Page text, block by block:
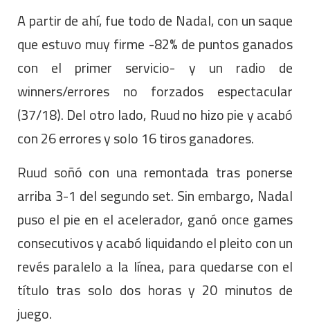
A partir de ahí, fue todo de Nadal, con un saque
que estuvo muy firme -82% de puntos ganados
con el primer servicio- y un radio de
winners/errores no forzados espectacular
(37/18). Del otro lado, Ruud no hizo pie y acabó
con 26 errores y solo 16 tiros ganadores.
Ruud soñó con una remontada tras ponerse
arriba 3-1 del segundo set. Sin embargo, Nadal
puso el pie en el acelerador, ganó once games
consecutivos y acabó liquidando el pleito con un
revés paralelo a la línea, para quedarse con el
título tras solo dos horas y 20 minutos de
juego.